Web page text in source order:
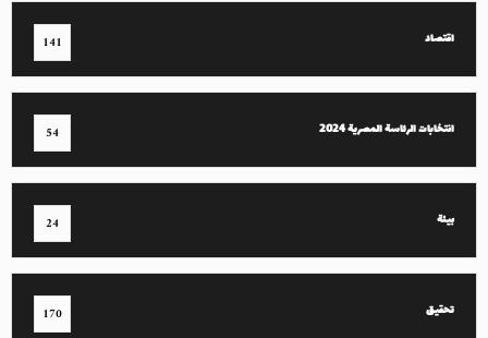
اقتصاد 141
انتخابات الرئاسة المصرية 2024 54
بيئة 24
تحقيق 170